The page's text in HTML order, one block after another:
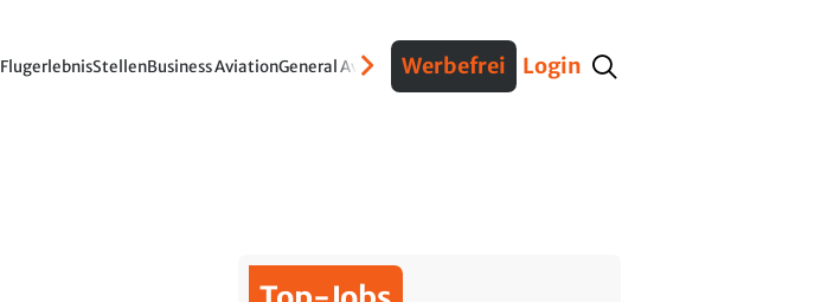
FlugerlebnisStellenBusiness AviationGeneral AviationVerteidigungInterviews Fracht
Werbefrei Login